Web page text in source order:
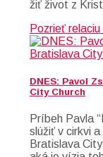
žiť život z
Pozrieť relaciu
DNES: Pavol
City Church
Príbeh Pavla
slúžiť v cirkvi
Bratislava